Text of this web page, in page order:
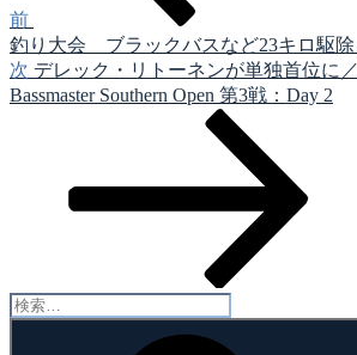
ゲ
ー
シ
前
釣り大会 ブラックバスなど23キロ駆除
次
の
次 デレック・リトーネンが単独首位に
Bassmaster Southern Open 第3戦：Day 2
検